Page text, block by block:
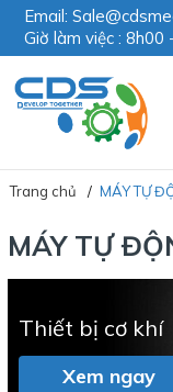
Email:
Giờ làm việc : 8h00
Trang chủ MÁY TỰ
MÁY TỰ
Thiết bị cơ khí
Xem ngay